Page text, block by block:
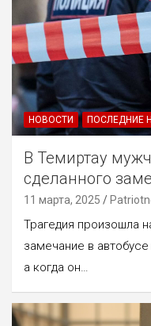
НОВОСТИ ПОСЛЕДНИЕ
В Темиртау
сделанного
11 марта, 2025
Трагедия произошла
замечание в
а когда он…